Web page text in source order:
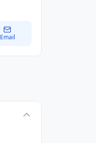
Email